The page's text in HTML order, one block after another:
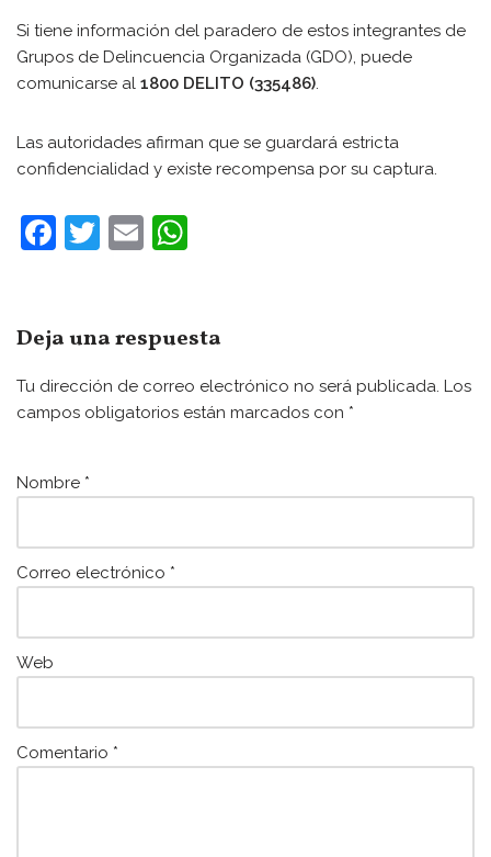
Si tiene información del paradero de estos integrantes de
Grupos de Delincuencia Organizada (GDO), puede
comunicarse al 1800 DELITO (335486).
Las autoridades afirman que se guardará estricta
confidencialidad y existe recompensa por su captura.
F
e
b
o
k
T
er
E
l
s
A
p
Deja una respuesta
Tu dirección de correo electrónico no será publicada. Los
campos obligatorios están marcados con *
Nombre *
Correo electrónico *
Web
Comentario *